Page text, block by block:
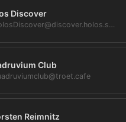
Discover
@HolosDiscover@discover.holos.social
Club
Reimnitz